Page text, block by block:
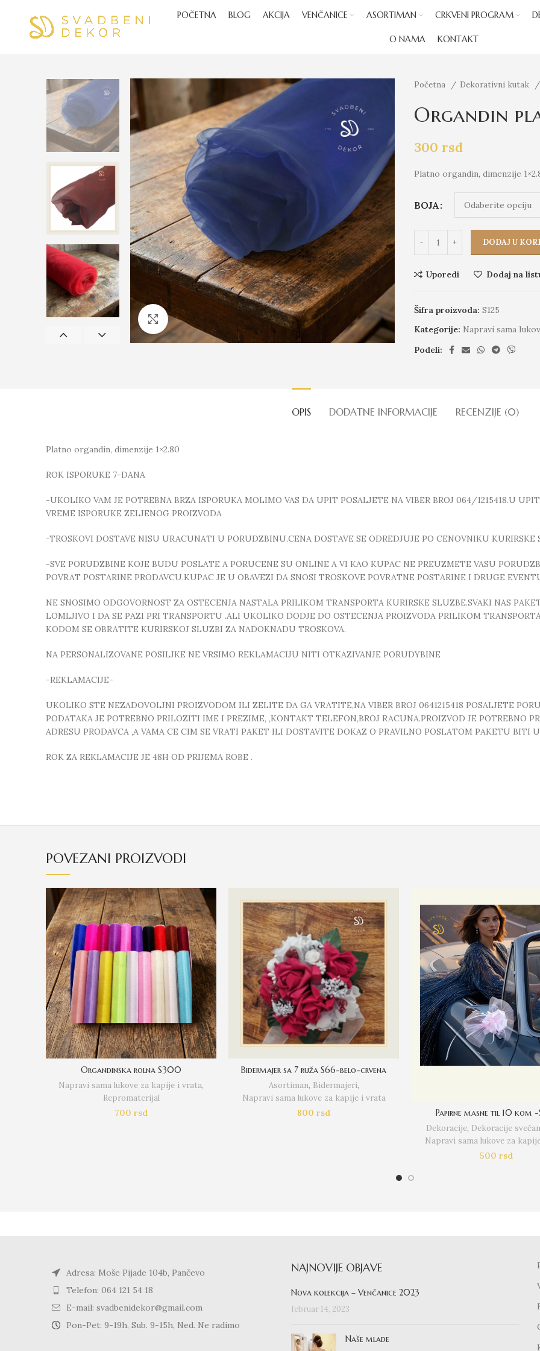
POČETNA BLOG AKCIJA VENČANICE ASORTIMAN CRKVENI PROGRAM
O NAMA KONTAKT
Click to enlarge
Početna Dekorativni kutak
Organdin
300 rsd
Platno organdin, dimenzije
BOJA
DODAJ U
Uporedi Dodaj na
Šifra proizvoda: S125
Kategorije: Napravi sama
Podeli:
OPIS DODATNE INFORMACIJE RECENZIJE (0)
Platno organdin, dimenzije 1×2.80
ROK ISPORUKE 7-DANA
-UKOLIKO VAM JE POTREBNA BRZA ISPORUKA MOLIMO VAS DA UPIT POSALJETE NA VIBER BROJ 064/1215418.U
VREME ISPORUKE ZELJENOG PROIZVODA
-TROSKOVI DOSTAVE NISU URACUNATI U PORUDZBINU.CENA DOSTAVE SE ODREDJUJE PO CENOVNIKU KURIRSKE
-SVE PORUDZBINE KOJE BUDU POSLATE A PORUCENE SU ONLINE A VI KAO KUPAC NE PREUZMETE VASU
POVRAT POSTARINE PRODAVCU.KUPAC JE U OBAVEZI DA SNOSI TROSKOVE POVRATNE POSTARINE I DRUGE
NE SNOSIMO ODGOVORNOST ZA OSTECENJA NASTALA PRILIKOM TRANSPORTA KURIRSKE SLUZBE.SVAKI NAS
LOMLJIVO I DA SE PAZI PRI TRANSPORTU .ALI UKOLIKO DODJE DO OSTECENJA PROIZVODA PRILIKOM
KODOM SE OBRATITE KURIRSKOJ SLUZBI ZA NADOKNADU TROSKOVA.
NA PERSONALIZOVANE POSILJKE NE VRSIMO REKLAMACIJU NITI OTKAZIVANJE PORUDYBINE
-REKLAMACIJE-
UKOLIKO STE NEZADOVOLJNI PROIZVODOM ILI ZELITE DA GA VRATITE,NA VIBER BROJ 0641215418 POSALJETE
PODATAKA JE POTREBNO PRILOZITI IME I PREZIME, ,KONTAKT TELEFON,BROJ RACUNA.PROIZVOD JE POTREBNO
ADRESU PRODAVCA ,A VAMA CE CIM SE VRATI PAKET ILI DOSTAVITE DOKAZ O PRAVILNO POSLATOM PAKETU BITI
ROK ZA REKLAMACIJE JE 48H OD PRIJEMA ROBE .
POVEZANI PROIZVODI
Organdinska rolna S300
Napravi sama lukove za kapije i vrata,
Repromaterijal
700 rsd
Bidermajer sa 7 ruža S66-belo-crvena
Asortiman, Bidermajeri,
Napravi sama lukove za kapije i vrata
800 rsd Papirne masne til 10 kom -
Dekoracije, Dekoracije
Napravi sama lukove za
500 rsd
Adresa: Moše Pijade 104b, Pančevo
Telefon: 064 121 54 18
E-mail: svadbenidekor@gmail.com
Pon-Pet: 9-19h, Sub. 9-15h, Ned. Ne radimo
NAJNOVIJE OBJAVE
Nova kolekcija – Venčanice 2023
februar 14, 2023
Naše mlade